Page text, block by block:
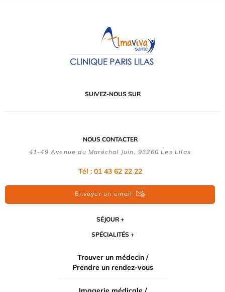
SUIVEZ-NOUS SUR
NOUS CONTACTER
41-49 Avenue du Maréchal Juin, 93260 Les Lilas
Tél : 01 43 62 22 22
Envoyer un email
SÉJOUR
SPÉCIALITÉS
Trouver un médecin /
Prendre un rendez-vous